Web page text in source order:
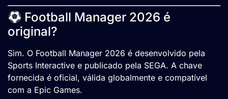
Football Manager 2026 é
original?
Sim. O Football Manager 2026 é desenvolvido pela
Sports Interactive e publicado pela SEGA. A chave
fornecida é oficial, válida globalmente e compatível
com a Epic Games.